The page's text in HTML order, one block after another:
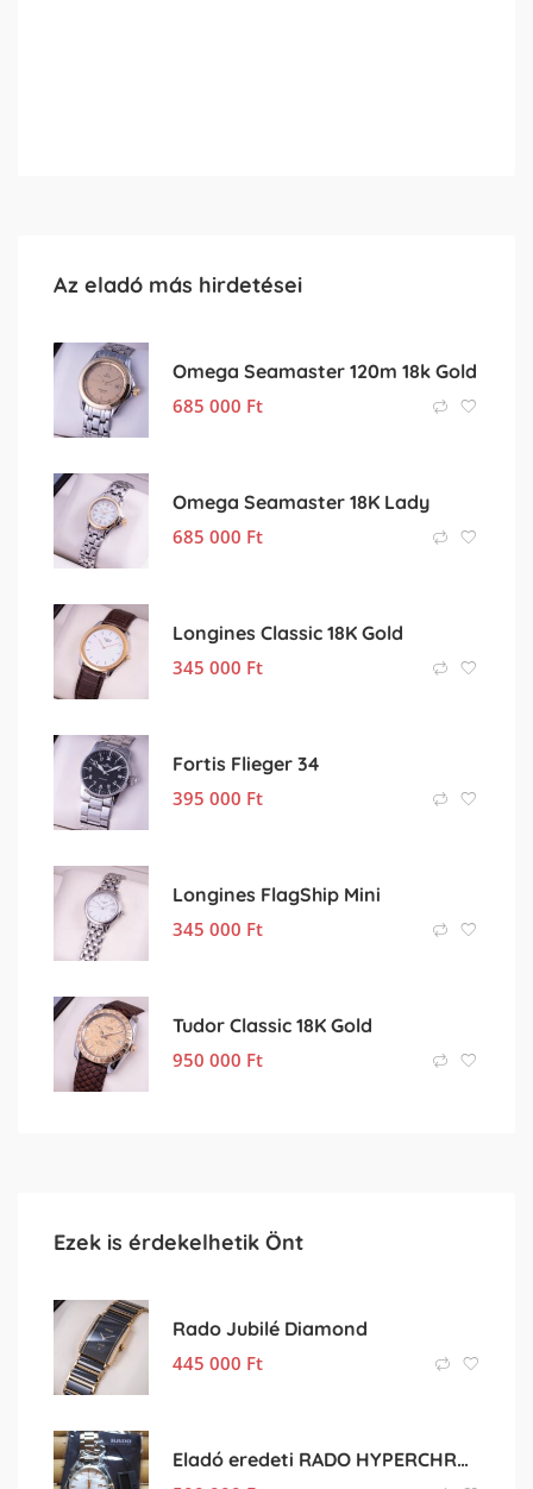
Az eladó más hirdetései
Omega Seamaster 120m 18k Gold
685 000 Ft
Omega Seamaster 18K Lady
685 000 Ft
Longines Classic 18K Gold
345 000 Ft
Fortis Flieger 34
395 000 Ft
Longines FlagShip Mini
345 000 Ft
Tudor Classic 18K Gold
950 000 Ft
Ezek is érdekelhetik Önt
Rado Jubilé Diamond
445 000 Ft
Eladó eredeti RADO HYPERCHROME férfi karóra